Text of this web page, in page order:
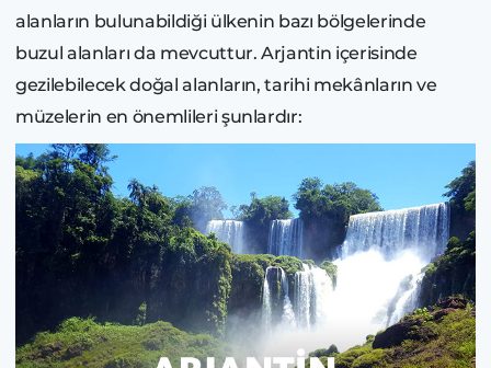
alanların bulunabildiği ülkenin bazı bölgelerinde
buzul alanları da mevcuttur. Arjantin içerisinde
gezilebilecek doğal alanların, tarihi mekânların ve
müzelerin en önemlileri şunlardır: